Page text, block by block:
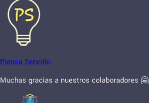
Piensa Sencillo
Muchas gracias a nuestros colaboradores 🤗